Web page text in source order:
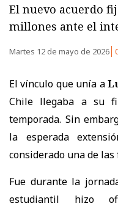
El nuevo acuerdo
millones ante el
Martes 12 de mayo de 2026
El vínculo que unía a
Chile llegaba a su
temporada. Sin
la esperada
considerado una de
Fue durante la
estudiantil hizo